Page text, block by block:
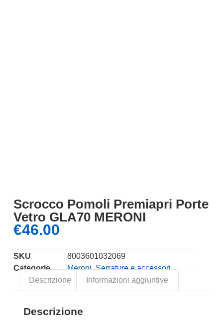
Scrocco Pomoli Premiapri Porte
Vetro GLA70 MERONI
€46.00
SKU
8003601032069
Categorie
Meroni,Serrature e accessori
Descrizione
Informazioni aggiuntive
Descrizione